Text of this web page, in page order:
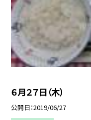
６月２７日（木）
公開日 2019/06/27